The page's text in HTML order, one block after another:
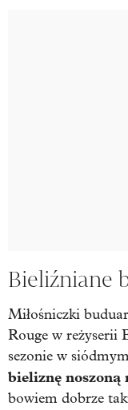
Bieliźniane
Miłośniczki
Rouge w reżyserii
sezonie w
bieliznę noszoną
bowiem dobrze